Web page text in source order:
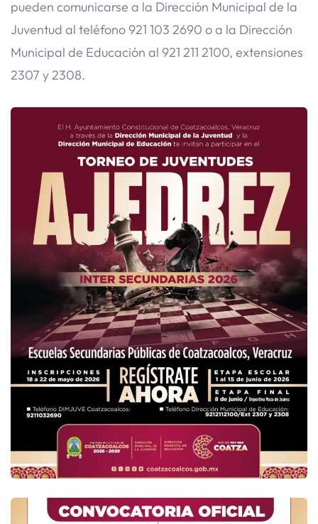
pueden comunicarse a la Dirección Municipal de la
Juventud al teléfono 921 103 2690 o a la Dirección
Municipal de Educación al 921 211 2100, extensiones
2307 y 2308.